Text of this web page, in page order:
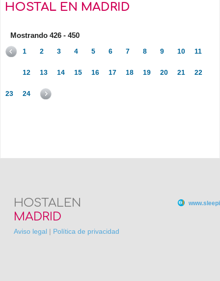
HOSTAL EN MADRID
Mostrando 426 - 450
1 2 3 4 5 6 7 8 9 10 11
12 13 14 15 16 17 18 19 20 21 22
23 24
HOSTALEN
MADRID
Aviso legal | Política de privacidad